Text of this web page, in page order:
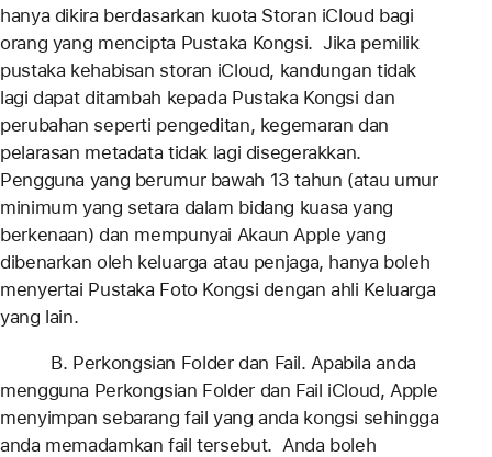
hanya dikira berdasarkan kuota Storan iCloud bagi
orang yang mencipta Pustaka Kongsi. Jika pemilik
pustaka kehabisan storan iCloud, kandungan tidak
lagi dapat ditambah kepada Pustaka Kongsi dan
perubahan seperti pengeditan, kegemaran dan
pelarasan metadata tidak lagi disegerakkan.
Pengguna yang berumur bawah 13 tahun (atau umur
minimum yang setara dalam bidang kuasa yang
berkenaan) dan mempunyai Akaun Apple yang
dibenarkan oleh keluarga atau penjaga, hanya boleh
menyertai Pustaka Foto Kongsi dengan ahli Keluarga
yang lain.
B. Perkongsian Folder dan Fail. Apabila anda
mengguna Perkongsian Folder dan Fail iCloud, Apple
menyimpan sebarang fail yang anda kongsi sehingga
anda memadamkan fail tersebut. Anda boleh